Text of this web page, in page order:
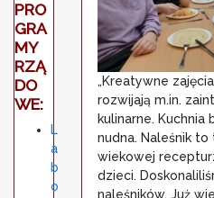
PRO
GRA
MY
RZĄ
DO
WE:
L
a
b
o
„Kreatywne
rozwijają m.in.
kulinarne. Kuchnia
nudna. Naleśnik
wiekowej
dzieci.
naleśników. Już